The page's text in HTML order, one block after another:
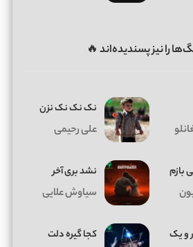
را نیز پسندیده‌اند 🔥
نک نک نک نزن
علی رحیمی
بازم نشد بری آخر
سیاوش علایی
و یک کجا گیره دلت